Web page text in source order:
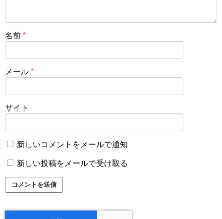
名前 *
メール *
サイト
新しいコメントをメールで通知
新しい投稿をメールで受け取る